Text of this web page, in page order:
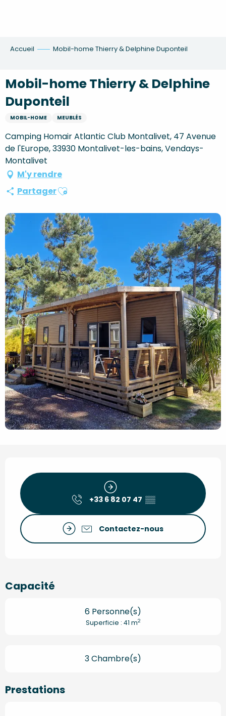
Accueil Mobil-home Thierry & Delphine Duponteil
Mobil-home Thierry & Delphine
Duponteil
MOBIL-HOME MEUBLÉS
Camping Homair Atlantic Club Montalivet, 47 Avenue
de l'Europe, 33930 Montalivet-les-bains, Vendays-
Montalivet
M'y rendre
PartagerAjouter aux favoris
Ouverture et coordonnées
+33 6 82 07 47 ▒▒
Contactez-nous
Capacité
6 Personne(s)
Superficie : 41 m2
3 Chambre(s)
Prestations